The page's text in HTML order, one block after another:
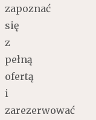
zapoznać
się
z
pełną
ofertą
i
zarezerwować